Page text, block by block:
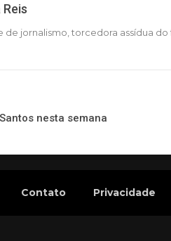
de jornalismo, torcedora assídua
nesta semana
Contato Privacidade